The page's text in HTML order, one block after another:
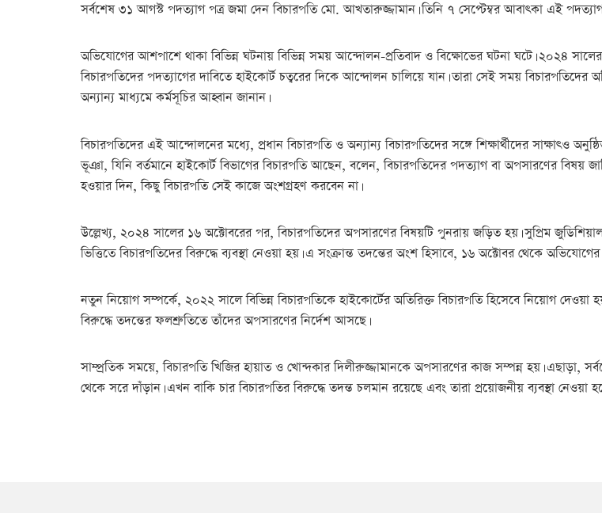
সর্বশেষ ৩১ আগস্ট পদত্যাগ পত্র জমা দেন বিচারপতি মো. আখতারুজ্জামান। তিনি ৭ সেপ্টেম্বর আবাৎকা এই
অভিযোগের আশপাশে থাকা বিভিন্ন ঘটনায় বিভিন্ন সময় আন্দোলন-প্রতিবাদ ও বিক্ষোভের ঘটনা ঘটে। ২০২৪
বিচারপতিদের পদত্যাগের দাবিতে হাইকোর্ট চত্বরের দিকে আন্দোলন চালিয়ে যান। তারা সেই সময়
অন্যান্য মাধ্যমে কর্মসূচির আহ্বান জানান।
বিচারপতিদের এই আন্দোলনের মধ্যে, প্রধান বিচারপতি ও অন্যান্য বিচারপতিদের সঙ্গে শিক্ষার্থীদের সাক্ষাৎও
ভূঞা, যিনি বর্তমানে হাইকোর্ট বিভাগের বিচারপতি আছেন, বলেন, বিচারপতিদের পদত্যাগ বা অপসারণের বিষয়
হওয়ার দিন, কিছু বিচারপতি সেই কাজে অংশগ্রহণ করবেন না।
উল্লেখ্য, ২০২৪ সালের ১৬ অক্টোবরের পর, বিচারপতিদের অপসারণের বিষয়টি পুনরায় জড়িত হয়। সুপ্রিম
ভিত্তিতে বিচারপতিদের বিরুদ্ধে ব্যবস্থা নেওয়া হয়। এ সংক্রান্ত তদন্তের অংশ হিসাবে, ১৬ অক্টোবর থেকে
নতুন নিয়োগ সম্পর্কে, ২০২২ সালে বিভিন্ন বিচারপতিকে হাইকোর্টের অতিরিক্ত বিচারপতি হিসেবে নিয়োগ
বিরুদ্ধে তদন্তের ফলশ্রুতিতে তাঁদের অপসারণের নির্দেশ আসছে।
সাম্প্রতিক সময়ে, বিচারপতি খিজির হায়াত ও খোন্দকার দিলীরুজ্জামানকে অপসারণের কাজ সম্পন্ন হয়। এছাড়া,
থেকে সরে দাঁড়ান। এখন বাকি চার বিচারপতির বিরুদ্ধে তদন্ত চলমান রয়েছে এবং তারা প্রয়োজনীয় ব্যবস্থা নেওয়া